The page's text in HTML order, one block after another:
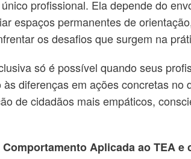
profissional. Ela depende do
espaços permanentes de
os desafios que surgem na
só é possível quando seus
diferenças em ações concretas no
de cidadãos mais empáticos,
Aplicada ao TEA